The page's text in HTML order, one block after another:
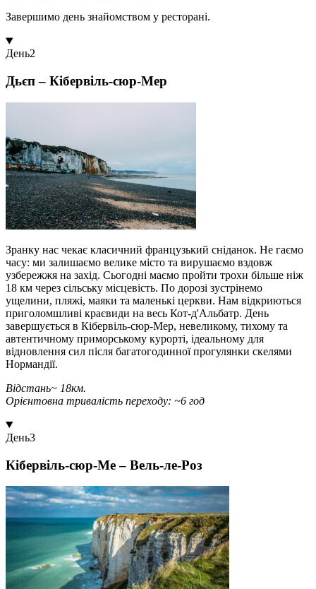
Завершимо день знайомством у ресторані.
День2
Дьєп – Кібервіль-сюр-Мер
Зранку нас чекає класичний французький сніданок. Не гаємо
часу: ми залишаємо велике місто та вирушаємо вздовж
узбережжя на захід. Сьогодні маємо пройти трохи більше ніж
18 км через сільську місцевість. По дорозі зустрінемо
ущелини, пляжі, маяки та маленькі церкви. Нам відкриються
приголомшливі краєвиди на весь Кот-д'Альбатр. День
завершується в Кібервіль-сюр-Мер, невеликому, тихому та
автентичному приморському курорті, ідеальному для
відновлення сил після багатогодинної прогулянки скелями
Нормандії.
Відстань~ 18км.
Орієнтовна тривалість переходу: ~6 год
День3
Кібервіль-сюр-Ме – Вель-ле-Роз